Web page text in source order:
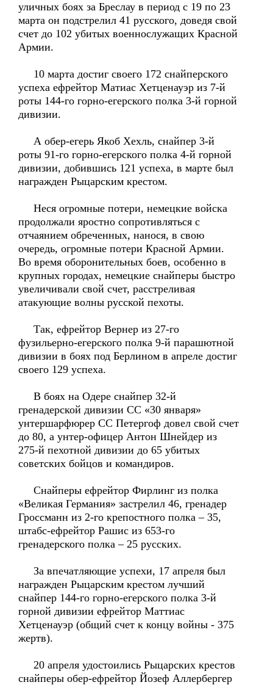
уличных боях за Бреслау в период с 19 по 23
марта он подстрелил 41 русского, доведя свой
счет до 102 убитых военнослужащих Красной
Армии.
10 марта достиг своего 172 снайперского
успеха ефрейтор Матиас Хетценауэр из 7-й
роты 144-го горно-егерского полка 3-й горной
дивизии.
А обер-егерь Якоб Хехль, снайпер 3-й
роты 91-го горно-егерского полка 4-й горной
дивизии, добившись 121 успеха, в марте был
награжден Рыцарским крестом.
Неся огромные потери, немецкие войска
продолжали яростно сопротивляться с
отчаянием обреченных, нанося, в свою
очередь, огромные потери Красной Армии.
Во время оборонительных боев, особенно в
крупных городах, немецкие снайперы быстро
увеличивали свой счет, расстреливая
атакующие волны русской пехоты.
Так, ефрейтор Вернер из 27-го
фузильерно-егерского полка 9-й парашютной
дивизии в боях под Берлином в апреле достиг
своего 129 успеха.
В боях на Одере снайпер 32-й
гренадерской дивизии СС «30 января»
унтершарфюрер СС Петергоф довел свой счет
до 80, а унтер-офицер Антон Шнейдер из
275-й пехотной дивизии до 65 убитых
советских бойцов и командиров.
Снайперы ефрейтор Фирлинг из полка
«Великая Германия» застрелил 46, гренадер
Гроссманн из 2-го крепостного полка – 35,
штабс-ефрейтор Рашис из 653-го
гренадерского полка – 25 русских.
За впечатляющие успехи, 17 апреля был
награжден Рыцарским крестом лучший
снайпер 144-го горно-егерского полка 3-й
горной дивизии ефрейтор Маттиас
Хетценауэр (общий счет к концу войны - 375
жертв).
20 апреля удостоились Рыцарских крестов
снайперы обер-ефрейтор Йозеф Аллербергер